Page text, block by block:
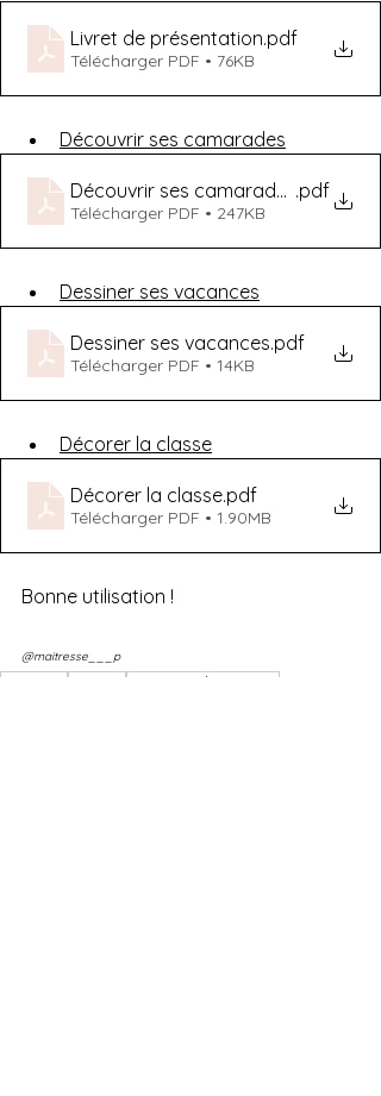
Livret de présentation.pdf
Télécharger PDF • 76KB
Découvrir ses camarades
Découvrir ses camarades .pdf
Télécharger PDF • 247KB
Dessiner ses vacances
Dessiner ses vacances.pdf
Télécharger PDF • 14KB
Décorer la classe
Décorer la classe.pdf
Télécharger PDF • 1.90MB
Bonne utilisation !
@maitresse___p
activités de rentrée